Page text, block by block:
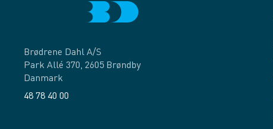
Brødrene Dahl A/S
Park Allé 370, 2605 Brøndby
Danmark
48 78 40 00